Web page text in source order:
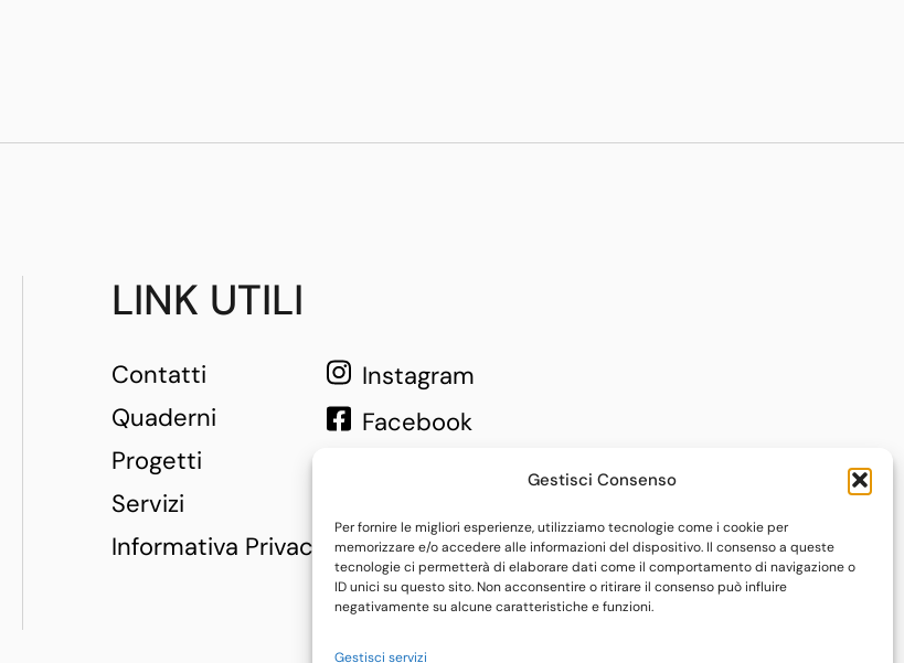
Gestisci Consenso
Per fornire le migliori esperienze, utilizziamo tecnologie come i cookie per
memorizzare e/o accedere alle informazioni del dispositivo. Il consenso a queste
tecnologie ci permetterà di elaborare dati come il comportamento di navigazione o
ID unici su questo sito. Non acconsentire o ritirare il consenso può influire
negativamente su alcune caratteristiche e funzioni.
Gestisci servizi
LINK UTILI
Contatti
Quaderni
Progetti
Servizi
Informativa Privacy
Instagram
Facebook